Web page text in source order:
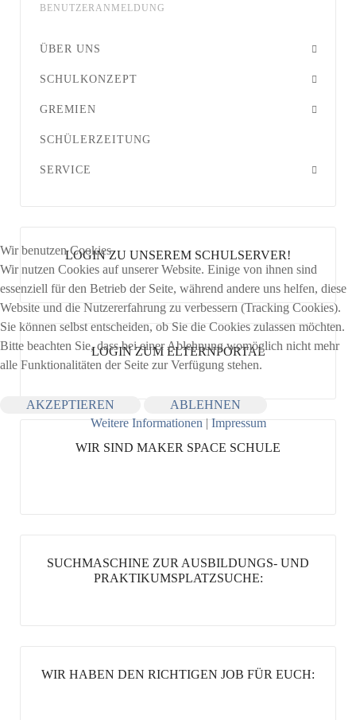
BENUTZERANMELDUNG
ÜBER UNS
SCHULKONZEPT
GREMIEN
SCHÜLERZEITUNG
SERVICE
LOGIN ZU UNSEREM SCHULSERVER!
LOGIN ZUM ELTERNPORTAL
WIR SIND MAKER SPACE SCHULE
SUCHMASCHINE ZUR AUSBILDUNGS- UND
PRAKTIKUMSPLATZSUCHE:
WIR HABEN DEN RICHTIGEN JOB FÜR EUCH:
Wir benutzen Cookies
Wir nutzen Cookies auf unserer Website. Einige von ihnen sind
essenziell für den Betrieb der Seite, während andere uns helfen, diese
Website und die Nutzererfahrung zu verbessern (Tracking Cookies).
Sie können selbst entscheiden, ob Sie die Cookies zulassen möchten.
Bitte beachten Sie, dass bei einer Ablehnung womöglich nicht mehr
alle Funktionalitäten der Seite zur Verfügung stehen.
AKZEPTIEREN
ABLEHNEN
Weitere Informationen | Impressum